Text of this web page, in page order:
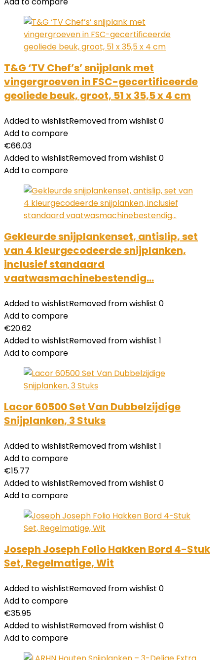
T&G ‘TV Chef’s’ snijplank met
vingergroeven in FSC-gecertificeerde
geoliede beuk, groot, 51 x 35,5 x 4 cm
Added to wishlistRemoved from wishlist 0
Add to compare
€66.03
Added to wishlistRemoved from wishlist 0
Add to compare
Gekleurde snijplankenset, antislip, set
van 4 kleurgecodeerde snijplanken,
inclusief standaard
vaatwasmachinebestendig…
Added to wishlistRemoved from wishlist 0
Add to compare
€20.62
Added to wishlistRemoved from wishlist 1
Add to compare
Lacor 60500 Set Van Dubbelzijdige
Snijplanken, 3 Stuks
Added to wishlistRemoved from wishlist 1
Add to compare
€15.77
Added to wishlistRemoved from wishlist 0
Add to compare
Joseph Joseph Folio Hakken Bord 4-Stuk
Set, Regelmatige, Wit
Added to wishlistRemoved from wishlist 0
Add to compare
€35.95
Added to wishlistRemoved from wishlist 0
Add to compare